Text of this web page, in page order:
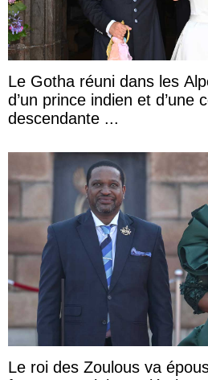
Le Gotha réuni dans les
d’un prince indien et d’une
descendante ...
Le roi des Zoulous va